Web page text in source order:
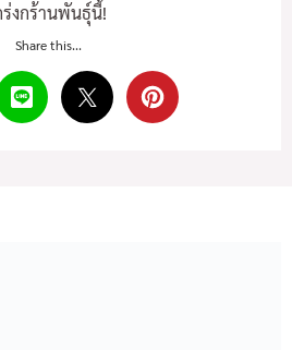
งกร้านพันธุ์นี้!
Share this...